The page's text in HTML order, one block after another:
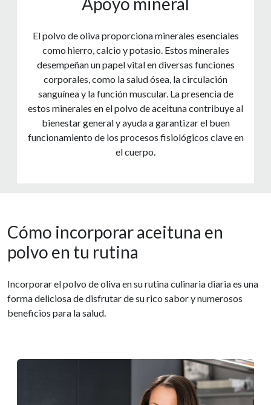
El polvo de oliva proporciona minerales esenciales
como hierro, calcio y potasio. Estos minerales
desempeñan un papel vital en diversas funciones
corporales, como la salud ósea, la circulación
sanguínea y la función muscular. La presencia de
estos minerales en el polvo de aceituna contribuye al
bienestar general y ayuda a garantizar el buen
funcionamiento de los procesos fisiológicos clave en
el cuerpo.
Cómo incorporar aceituna en
polvo en tu rutina
Incorporar el polvo de oliva en su rutina culinaria diaria es una
forma deliciosa de disfrutar de su rico sabor y numerosos
beneficios para la salud.